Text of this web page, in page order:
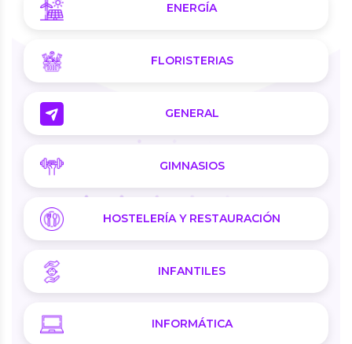
ENERGÍA
FLORISTERIAS
GENERAL
GIMNASIOS
HOSTELERÍA Y RESTAURACIÓN
INFANTILES
INFORMÁTICA